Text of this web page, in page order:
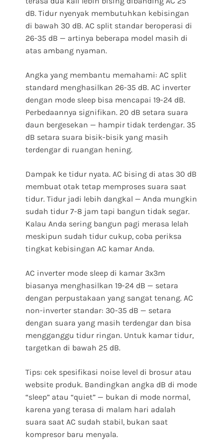
dB. Tidur nyenyak membutuhkan kebisingan
di bawah 30 dB. AC split standar beroperasi di
26-35 dB — artinya beberapa model masih di
atas ambang nyaman.
Angka yang membantu memahami: AC split
standard menghasilkan 26-35 dB. AC inverter
dengan mode sleep bisa mencapai 19-24 dB.
Perbedaannya signifikan. 20 dB setara suara
daun bergesekan — hampir tidak terdengar. 35
dB setara suara bisik-bisik yang masih
terdengar di ruangan hening.
Dampak ke tidur nyata. AC bising di atas 30 dB
membuat otak tetap memproses suara saat
tidur. Tidur jadi lebih dangkal — Anda mungkin
sudah tidur 7-8 jam tapi bangun tidak segar.
Kalau Anda sering bangun pagi merasa lelah
meskipun sudah tidur cukup, coba periksa
tingkat kebisingan AC kamar Anda.
AC inverter mode sleep di kamar 3x3m
biasanya menghasilkan 19-24 dB — setara
dengan perpustakaan yang sangat tenang. AC
non-inverter standar: 30-35 dB — setara
dengan suara yang masih terdengar dan bisa
mengganggu tidur ringan. Untuk kamar tidur,
targetkan di bawah 25 dB.
Tips: cek spesifikasi noise level di brosur atau
website produk. Bandingkan angka dB di mode
“sleep” atau “quiet” — bukan di mode normal,
karena yang terasa di malam hari adalah
suara saat AC sudah stabil, bukan saat
kompresor baru menyala.